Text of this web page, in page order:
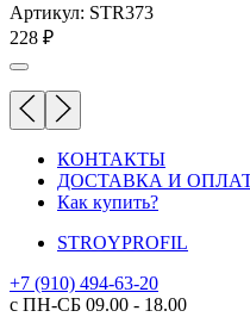
Артикул: STR373
228 ₽
КОНТАКТЫ
ДОСТАВКА И
Как купить?
STROYPROFIL
+7 (910) 494-63-20
с ПН-СБ 09.00 - 18.00